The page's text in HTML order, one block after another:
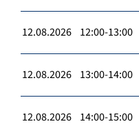
12.08.2026 12:00-13:00
12.08.2026 13:00-14:00
12.08.2026 14:00-15:00